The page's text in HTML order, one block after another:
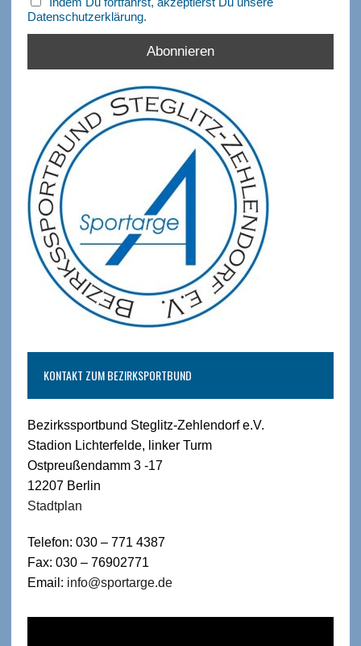
Datenschutzerklärung.
KONTAKT ZUM BEZIRKSPORTBUND
Bezirkssportbund Steglitz-Zehlendorf e.V.
Stadion Lichterfelde, linker Turm
Ostpreußendamm 3 -17
12207 Berlin
Stadtplan
Telefon: 030 – 771 4387
Fax: 030 – 76902771
Email: info@sportarge.de